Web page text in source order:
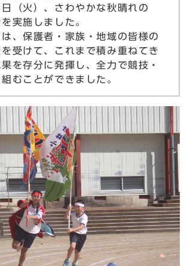
日（火）、さわやかな秋晴れの
実施しました。
、保護者・家族・地域の皆様の
受けて、これまで積み重ねてき
を存分に発揮し、全力で競技・
むことができました。